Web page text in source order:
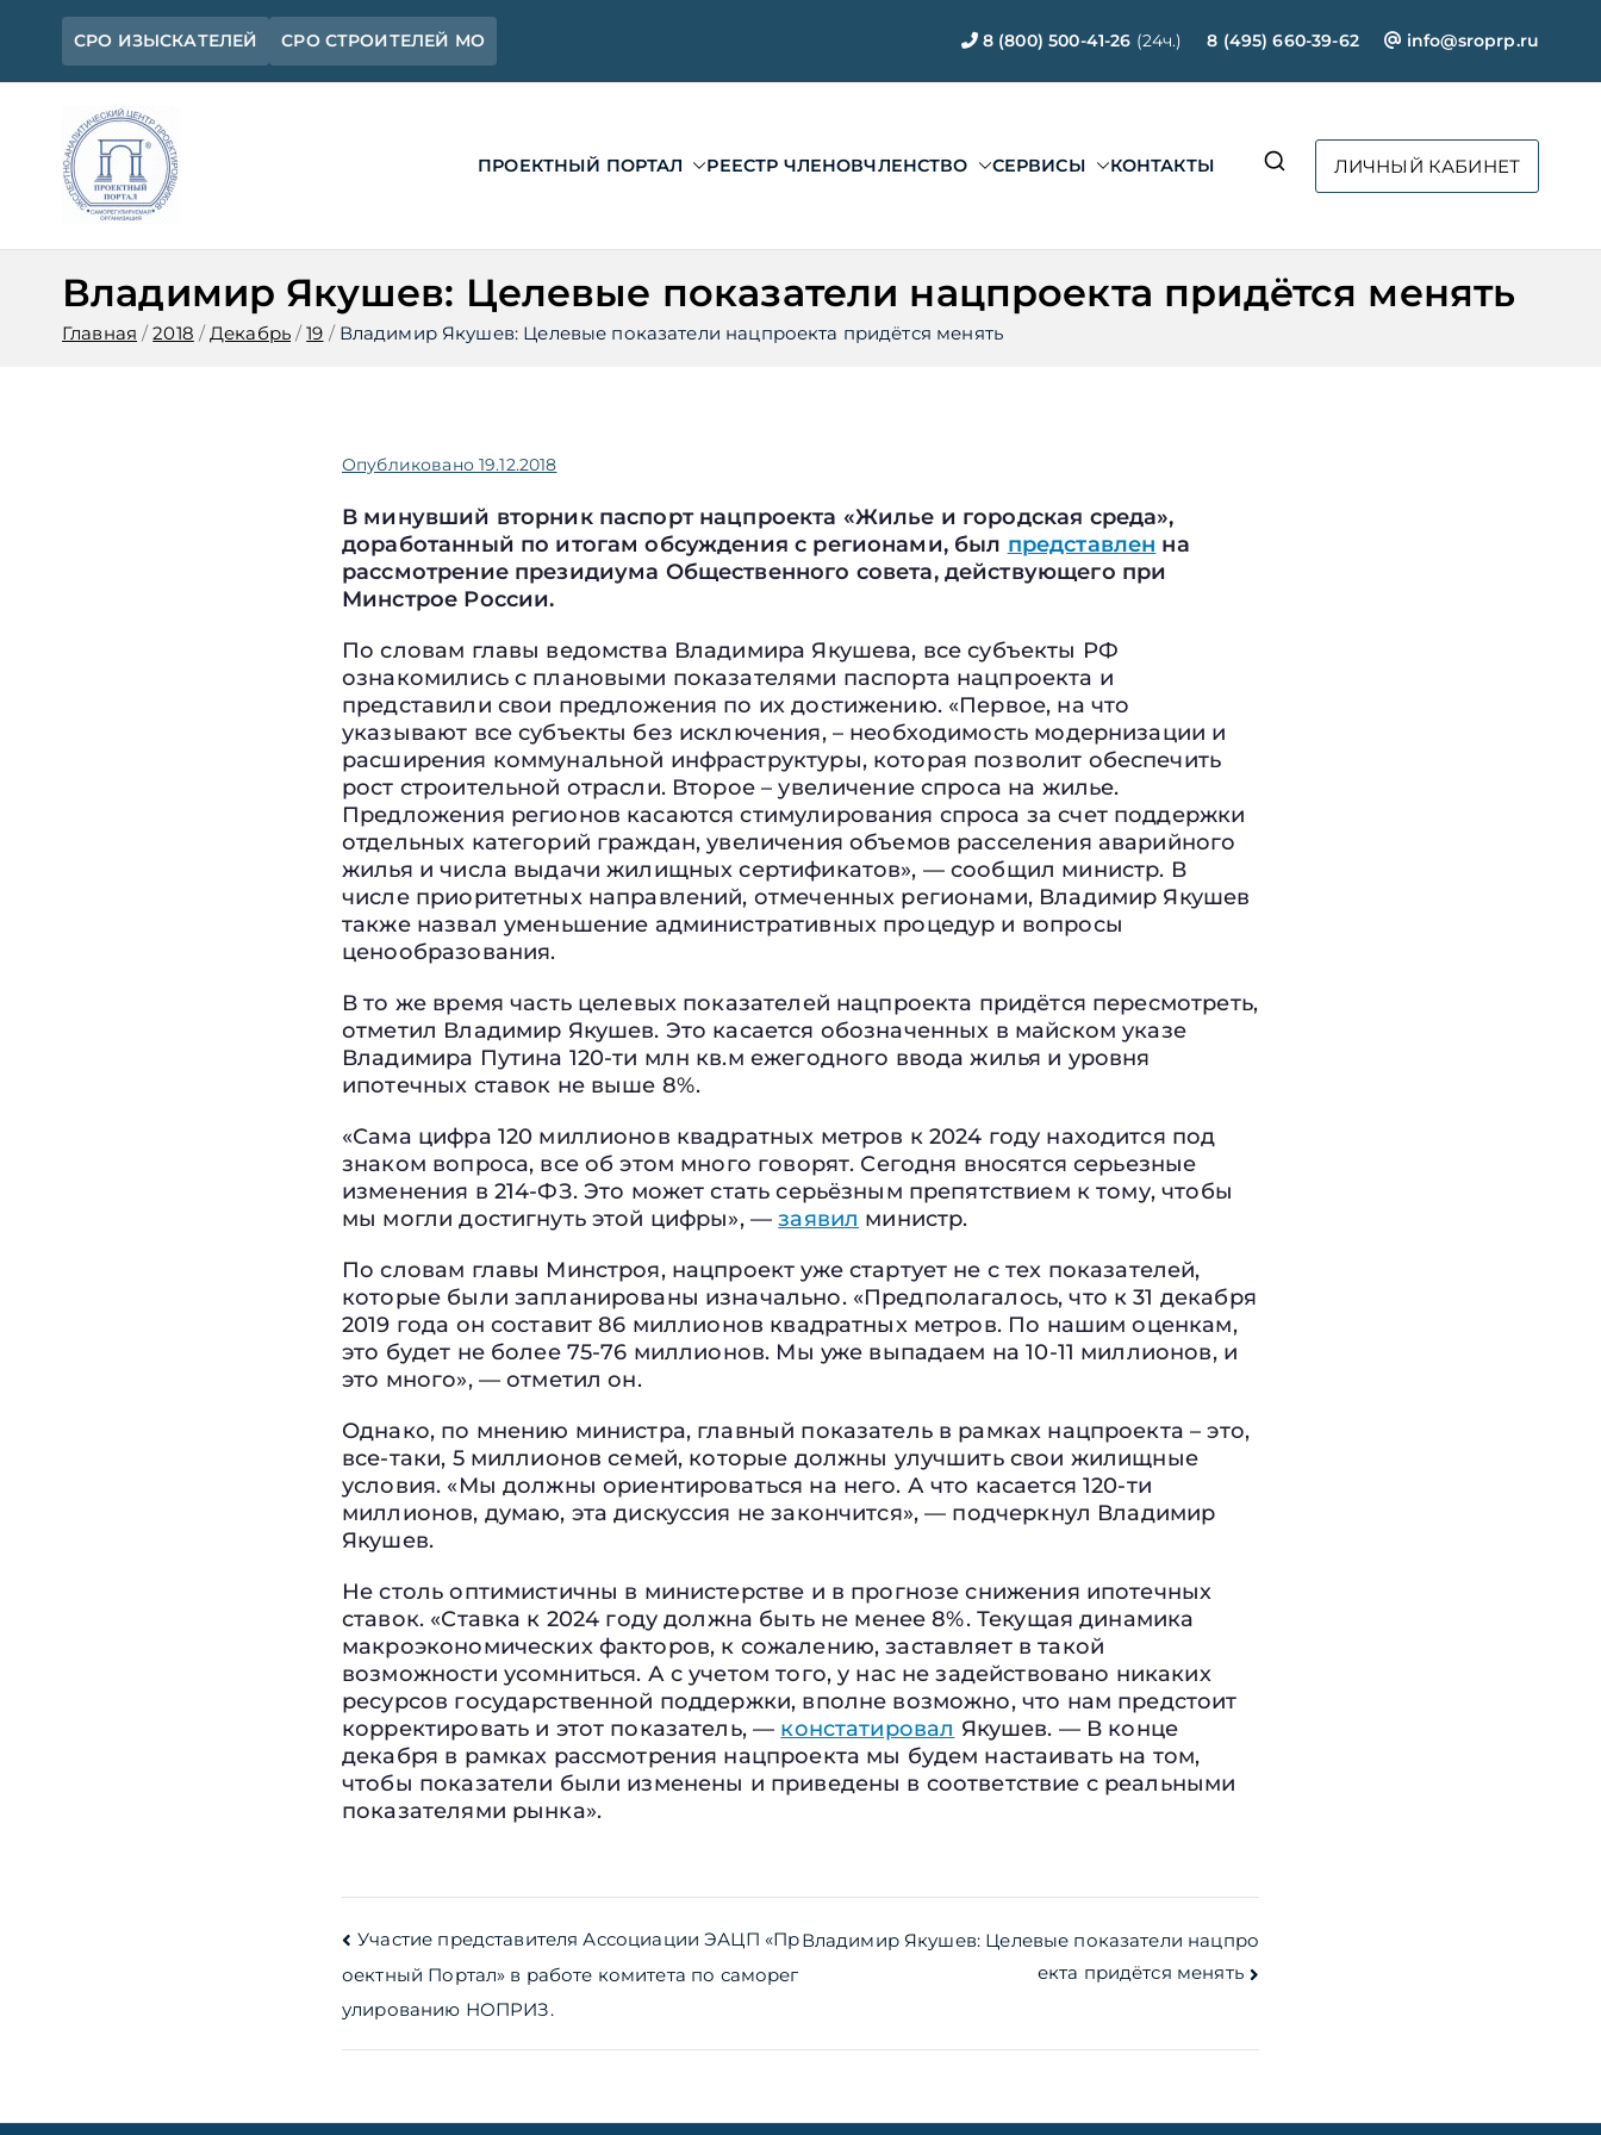
Перейти
содержимому
СРО ИЗЫСКАТЕЛЕЙ СРО СТРОИТЕЛЕЙ МО 8 (800) 500-41-26 (24ч.)8 (495) 660-39-62 info@sroprp.ru
ПРОЕКТНЫЙ ПОРТАЛ РЕЕСТР ЧЛЕНОВЧЛЕНСТВО СЕРВИСЫ КОНТАКТЫ ЛИЧНЫЙ КАБИНЕТ
Владимир Якушев: Целевые показатели нацпроекта придётся менять
Главная 2018 Декабрь 19 Владимир Якушев: Целевые показатели нацпроекта придётся менять
Опубликовано 19.12.2018
В минувший вторник паспорт нацпроекта «Жилье и городская среда»,
доработанный по итогам обсуждения с регионами, был представлен на
рассмотрение президиума Общественного совета, действующего при
Минстрое России.
По словам главы ведомства Владимира Якушева, все субъекты РФ
ознакомились с плановыми показателями паспорта нацпроекта и
представили свои предложения по их достижению. «Первое, на что
указывают все субъекты без исключения, – необходимость модернизации и
расширения коммунальной инфраструктуры, которая позволит обеспечить
рост строительной отрасли. Второе – увеличение спроса на жилье.
Предложения регионов касаются стимулирования спроса за счет поддержки
отдельных категорий граждан, увеличения объемов расселения аварийного
жилья и числа выдачи жилищных сертификатов», — сообщил министр. В
числе приоритетных направлений, отмеченных регионами, Владимир Якушев
также назвал уменьшение административных процедур и вопросы
ценообразования.
В то же время часть целевых показателей нацпроекта придётся пересмотреть,
отметил Владимир Якушев. Это касается обозначенных в майском указе
Владимира Путина 120-ти млн кв.м ежегодного ввода жилья и уровня
ипотечных ставок не выше 8%.
«Сама цифра 120 миллионов квадратных метров к 2024 году находится под
знаком вопроса, все об этом много говорят. Сегодня вносятся серьезные
изменения в 214-ФЗ. Это может стать серьёзным препятствием к тому, чтобы
мы могли достигнуть этой цифры», —заявил министр.
По словам главы Минстроя, нацпроект уже стартует не с тех показателей,
которые были запланированы изначально. «Предполагалось, что к 31 декабря
2019 года он составит 86 миллионов квадратных метров. По нашим оценкам,
это будет не более 75-76 миллионов. Мы уже выпадаем на 10-11 миллионов, и
это много», — отметил он.
Однако, по мнению министра, главный показатель в рамках нацпроекта – это,
все-таки, 5 миллионов семей, которые должны улучшить свои жилищные
условия. «Мы должны ориентироваться на него. А что касается 120-ти
миллионов, думаю, эта дискуссия не закончится», — подчеркнул Владимир
Якушев.
Не столь оптимистичны в министерстве и в прогнозе снижения ипотечных
ставок. «Ставка к 2024 году должна быть не менее 8%. Текущая динамика
макроэкономических факторов, к сожалению, заставляет в такой
возможности усомниться. А с учетом того, у нас не задействовано никаких
ресурсов государственной поддержки, вполне возможно, что нам предстоит
корректировать и этот показатель, — констатировал Якушев. — В конце
декабря в рамках рассмотрения нацпроекта мы будем настаивать на том,
чтобы показатели были изменены и приведены в соответствие с реальными
показателями рынка».
Навигация
по
записям
Участие представителя Ассоциации ЭАЦП «Пр
оектный Портал» в работе комитета по саморег
улированию НОПРИЗ.
Владимир Якушев: Целевые показатели нацпро
екта придётся менять